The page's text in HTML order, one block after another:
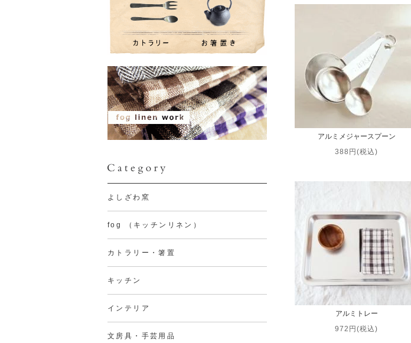
アルミメジャースプーン
388円(税込)
アルミトレー
972円(税込)
よしざわ窯
fog （キッチンリネン）
カトラリー・箸置
キッチン
インテリア
文房具・手芸用品